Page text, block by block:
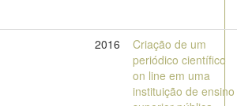
2016
Criação de um
periódico científico
on line em uma
instituição de ensino